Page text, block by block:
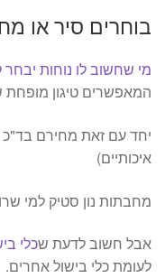
בוחרים סיר או
מי שחשוב לו נוחות
המאפשרים טיגון מופחת
יחד עם זאת מחירם בד"כ
איכותיים)
מחבתות נון סטיק למי
אבל חשוב לדעת שכלי
לעומת כלי בישול אחרים.